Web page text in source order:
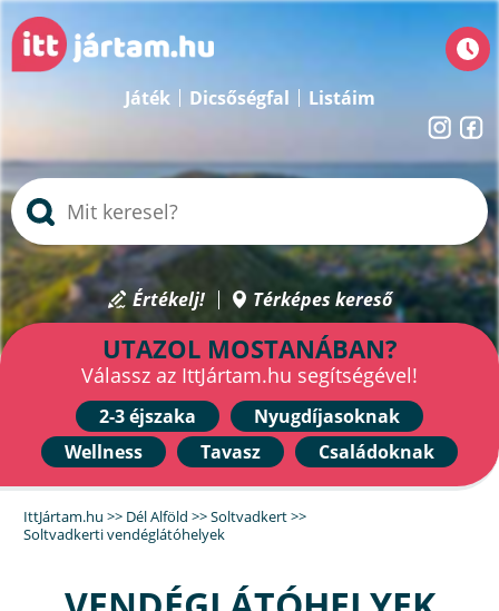
Játék Dicsőségfal Listáim
Értékelj! Térképes kereső
UTAZOL MOSTANÁBAN?
Válassz az IttJártam.hu segítségével!
2-3 éjszaka
Nyugdíjasoknak
Wellness
Tavasz Családoknak
IttJártam.hu >> Dél Alföld >>Soltvadkert>>
Soltvadkerti vendéglátóhelyek